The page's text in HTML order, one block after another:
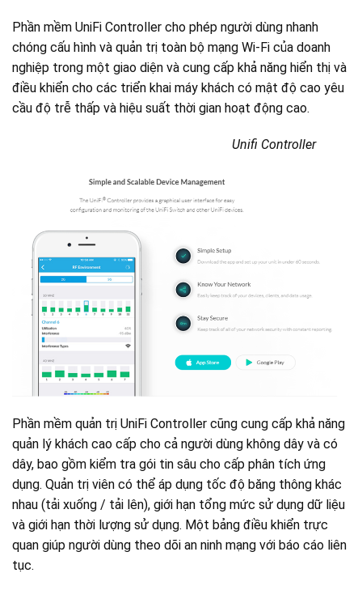
Phần mềm UniFi Controller cho phép người dùng nhanh
chóng cấu hình và quản trị toàn bộ mạng Wi-Fi của doanh
nghiệp trong một giao diện và cung cấp khả năng hiển thị và
điều khiển cho các triển khai máy khách có mật độ cao yêu
cầu độ trễ thấp và hiệu suất thời gian hoạt động cao.
Unifi Controller
Phần mềm quản trị UniFi Controller cũng cung cấp khả năng
quản lý khách cao cấp cho cả người dùng không dây và có
dây, bao gồm kiểm tra gói tin sâu cho cấp phân tích ứng
dụng. Quản trị viên có thể áp dụng tốc độ băng thông khác
nhau (tải xuống / tải lên), giới hạn tổng mức sử dụng dữ liệu
và giới hạn thời lượng sử dụng. Một bảng điều khiển trực
quan giúp người dùng theo dõi an ninh mạng với báo cáo liên
tục.